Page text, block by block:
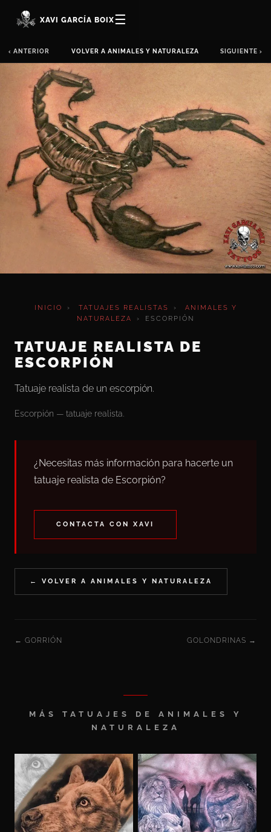
XAVI GARCÍA BOIX☰
‹ ANTERIOR VOLVER A ANIMALES Y NATURALEZA SIGUIENTE ›
INICIO › TATUAJES REALISTAS ›
ANIMALES Y
NATURALEZA
› ESCORPIÓN
TATUAJE REALISTA DE
ESCORPIÓN
Tatuaje realista de un escorpión.
Escorpión — tatuaje realista.
¿Necesitas más información para hacerte un
tatuaje realista de Escorpión?
CONTACTA CON XAVI
← VOLVER A ANIMALES Y NATURALEZA
← GORRIÓN GOLONDRINAS →
MÁS TATUAJES DE ANIMALES Y
NATURALEZA